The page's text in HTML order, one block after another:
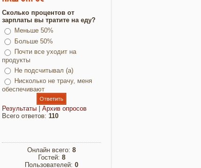
Сколько процентов от
зарплаты вы тратите на еду?
Меньше 50%
Больше 50%
Почти все уходит на
продукты
Не подсчитывал (а)
Нисколько не трачу, меня
обеспечивают
Результаты
Архив опросов
Всего ответов: 110
Онлайн всего: 8
Гостей: 8
Пользователей: 0